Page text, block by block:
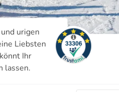
urigen
Liebsten
Ihr
lassen.